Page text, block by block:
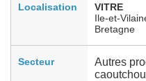
Localisation
VITRE
Ile-et-
Bretagne
Secteur
Autres